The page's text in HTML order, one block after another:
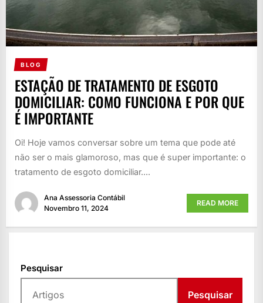
BLOG
ESTAÇÃO DE TRATAMENTO DE ESGOTO
DOMICILIAR: COMO FUNCIONA E POR QUE
É IMPORTANTE
Oi! Hoje vamos conversar sobre um tema que pode até
não ser o mais glamoroso, mas que é super importante: o
tratamento de esgoto domiciliar....
Ana Assessoria Contábil
Novembro 11, 2024
READ MORE
Pesquisar
Pesquisar